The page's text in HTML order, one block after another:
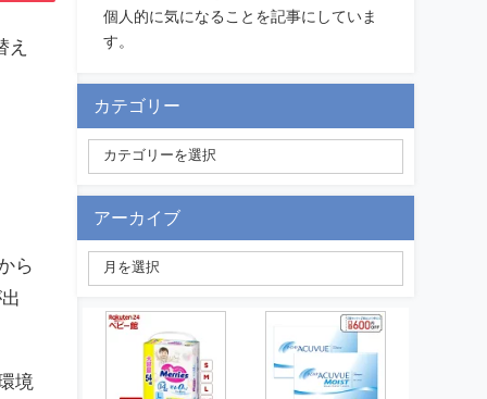
え
ら
境
個人的に気になることを記事にしていま
す。
カテゴリー
アーカイブ